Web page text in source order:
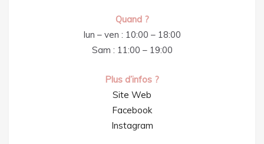
Quand ?
lun – ven : 10:00 – 18:00
Sam : 11:00 – 19:00
Plus d’infos ?
Site Web
Facebook
Instagram